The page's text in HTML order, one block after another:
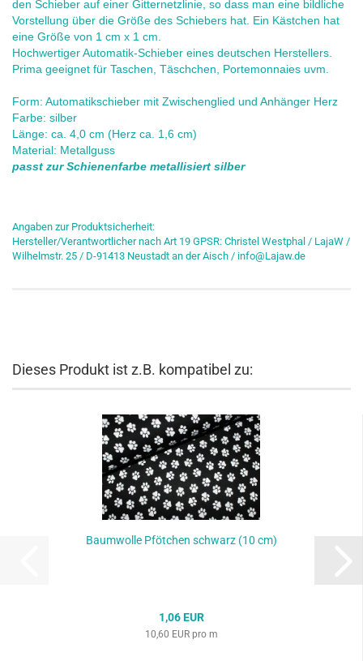
den Schieber auf einer Gitternetzlinie, so dass man eine bildliche
Vorstellung über die Größe des Schiebers hat. Ein Kästchen hat
eine Größe von 1 cm x 1 cm.
Hochwertiger Automatik-Schieber eines deutschen Herstellers.
Prima geeignet für Taschen, Täschchen, Portemonnaies uvm.
Form: Automatikschieber mit Zwischenglied und Anhänger Herz
Farbe: silber
Länge: ca. 4,0 cm (Herz ca. 1,6 cm)
Material: Metallguss
passt zur Schienenfarbe metallisiert silber
Angaben zur Produktsicherheit:
Hersteller/Verantwortlicher nach Art 19 GPSR: Christel Westphal / LajaW /
Wilhelmstr. 25 / D-91413 Neustadt an der Aisch / info@Lajaw.de
Dieses Produkt ist z.B. kompatibel zu:
Baumwolle Pfötchen schwarz (10 cm)
1,06 EUR
10,60 EUR pro m